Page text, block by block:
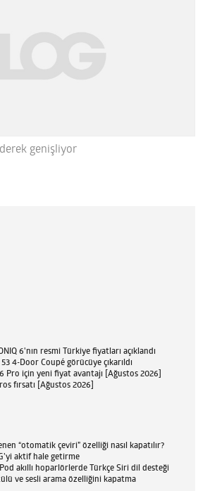
genişliyor
6'nın resmi Türkiye fiyatları açıklandı
4-Door Coupé görücüye çıkarıldı
Pro için yeni fiyat avantajı [Ağustos 2026]
fırsatı [Ağustos 2026]
“otomatik çeviri” özelliği nasıl kapatılır?
aktif hale getirme
akıllı hoparlörlerde Türkçe Siri dil desteği
ve sesli arama özelliğini kapatma